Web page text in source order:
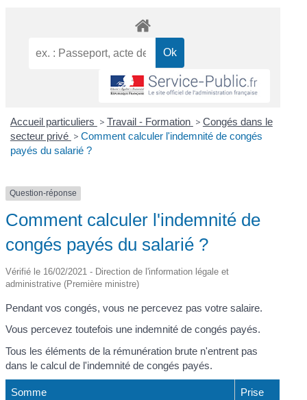
Accueil particuliers > Travail - Formation > Congés dans le
secteur privé > Comment calculer l'indemnité de congés
payés du salarié ?
Question-réponse
Comment calculer l'indemnité de
congés payés du salarié ?
Vérifié le 16/02/2021 - Direction de l'information légale et
administrative (Première ministre)
Pendant vos congés, vous ne percevez pas votre salaire.
Vous percevez toutefois une indemnité de congés payés.
Tous les éléments de la rémunération brute n'entrent pas
dans le calcul de l'indemnité de congés payés.
Somme
Prise